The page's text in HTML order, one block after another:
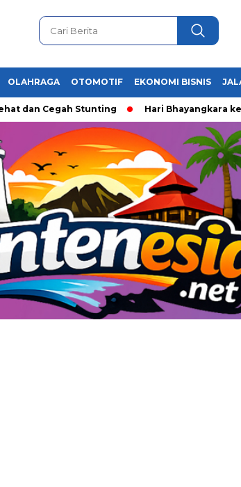
OLAHRAGA OTOMOTIF EKONOMI BISNIS
Stunting Hari Bhayangkara ke-80,